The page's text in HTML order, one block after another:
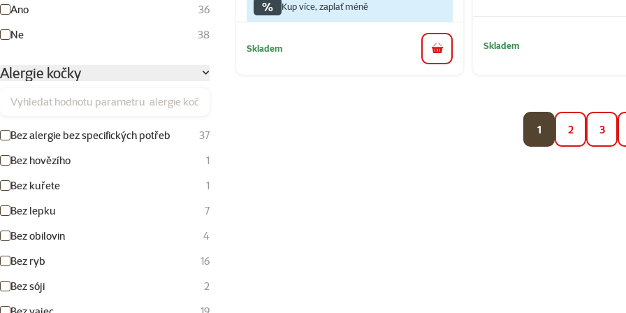
Ano
36
Ne
38
Alergie kočky
Vyhledat hodnotu parametru alergie kočky
Bez alergie bez specifických potřeb
37
Bez hovězího
1
Bez kuřete
1
Bez lepku
7
Bez obilovin
4
Bez ryb
16
Bez sóji
2
% Kup více, zaplať méně
Skladem do košíku
Skladem
1 2 3